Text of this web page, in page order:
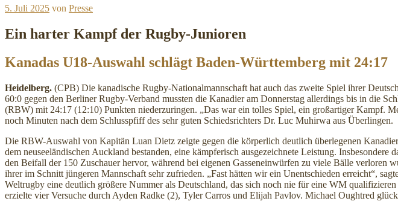
Veröffentlicht
5. Juli 2025 von Presse
Ein harter Kampf der Rugby-Junioren
Kanadas U18-Auswahl schlägt Baden-Württemberg mit 24:17
Heidelberg. (CPB) Die kanadische Rugby-Nationalmannschaft hat auch das zweite Spiel ihrer
60:0 gegen den Berliner Rugby-Verband mussten die Kanadier am Donnerstag allerdings bis in die
(RBW) mit 24:17 (12:10) Punkten niederzuringen. „Das war ein tolles Spiel, ein großartiger Kampf.
noch Minuten nach dem Schlusspfiff des sehr guten Schiedsrichters Dr. Luc Muhirwa aus Überlingen.
Die RBW-Auswahl von Kapitän Luan Dietz zeigte gegen die körperlich deutlich überlegenen
dem neuseeländischen Auckland bestanden, eine kämpferisch ausgezeichnete Leistung.
den Beifall der 150 Zuschauer hervor, während bei eigenen Gasseneinwürfen zu viele Bälle
ihrer im Schnitt jüngeren Mannschaft sehr zufrieden. „Fast hätten wir ein Unentschieden erreicht“,
Weltrugby eine deutlich größere Nummer als Deutschland, das sich noch nie für eine WM
erzielte vier Versuche durch Ayden Radke (2), Tyler Carros und Elijah Pavlov. Michael Oughtred